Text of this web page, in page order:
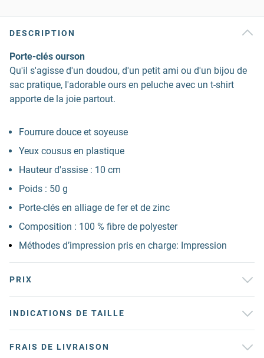
DESCRIPTION
Porte-clés ourson
Qu'il s'agisse d'un doudou, d'un petit ami ou d'un bijou de
sac pratique, l'adorable ours en peluche avec un t-shirt
apporte de la joie partout.
Fourrure douce et soyeuse
Yeux cousus en plastique
Hauteur d'assise : 10 cm
Poids : 50 g
Porte-clés en alliage de fer et de zinc
Composition : 100 % fibre de polyester
Méthodes d’impression pris en charge: Impression
PRIX
INDICATIONS DE TAILLE
FRAIS DE LIVRAISON